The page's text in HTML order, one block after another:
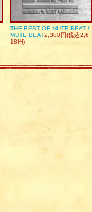
THE BEST OF MUTE BEAT /
MUTE BEAT2,380円(税込2,6
18円)